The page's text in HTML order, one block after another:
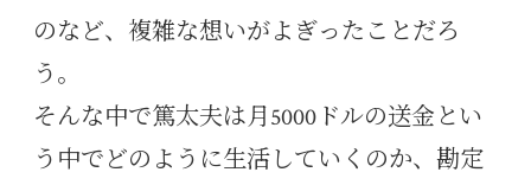
のなど、複雑な想いがよぎったことだろ
う。
そんな中で篤太夫は月5000ドルの送金とい
う中でどのように生活していくのか、勘定